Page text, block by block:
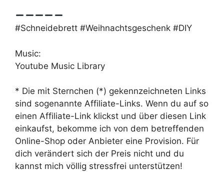
#Schneidebrett #Weihnachtsgeschenk #DIY
Music:
Youtube Music Library
* Die mit Sternchen (*) gekennzeichneten Links
sind sogenannte Affiliate-Links. Wenn du auf so
einen Affiliate-Link klickst und über diesen Link
einkaufst, bekomme ich von dem betreffenden
Online-Shop oder Anbieter eine Provision. Für
dich verändert sich der Preis nicht und du
kannst mich völlig stressfrei unterstützen!